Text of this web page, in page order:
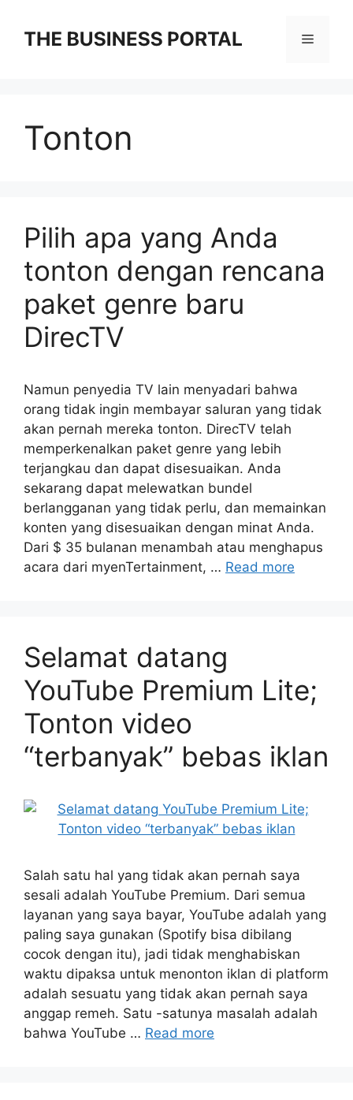
content
Menu
Tonton
Pilih apa yang Anda
tonton dengan rencana
paket genre baru
DirecTV
Namun penyedia TV lain menyadari bahwa
orang tidak ingin membayar saluran yang tidak
akan pernah mereka tonton. DirecTV telah
memperkenalkan paket genre yang lebih
terjangkau dan dapat disesuaikan. Anda
sekarang dapat melewatkan bundel
berlangganan yang tidak perlu, dan memainkan
konten yang disesuaikan dengan minat Anda.
Dari $ 35 bulanan menambah atau menghapus
acara dari myenTertainment, … Read more
Selamat datang
YouTube Premium Lite;
Tonton video
“terbanyak” bebas iklan
Salah satu hal yang tidak akan pernah saya
sesali adalah YouTube Premium. Dari semua
layanan yang saya bayar, YouTube adalah yang
paling saya gunakan (Spotify bisa dibilang
cocok dengan itu), jadi tidak menghabiskan
waktu dipaksa untuk menonton iklan di platform
adalah sesuatu yang tidak akan pernah saya
anggap remeh. Satu -satunya masalah adalah
bahwa YouTube … Read more